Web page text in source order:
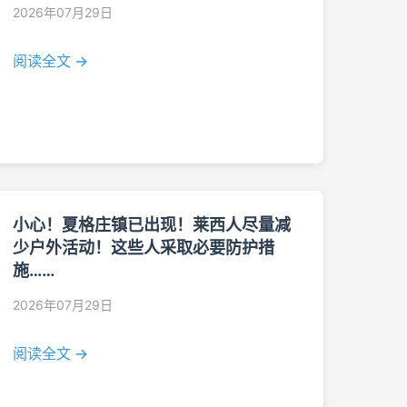
2026年07月29日
阅读全文 →
小心！夏格庄镇已出现！莱西人尽量减
少户外活动！这些人采取必要防护措
施……
2026年07月29日
阅读全文 →